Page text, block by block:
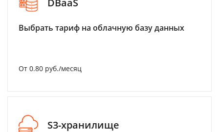
Выбрать тариф на облачную базу данных
От 0.80 руб./месяц
S3-хранилище